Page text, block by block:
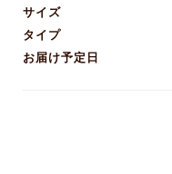
サイズ
タイプ
お届け予定日